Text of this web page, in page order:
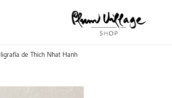
de Thich Nhat Hanh